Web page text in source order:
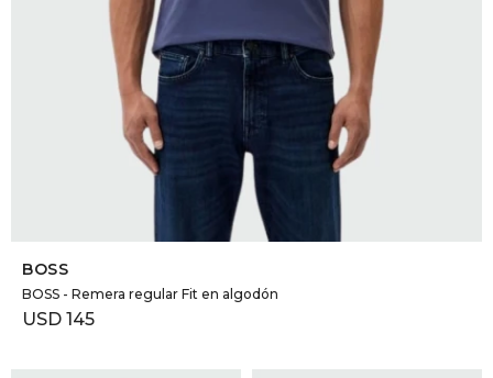
SELECCIONAR TALLE
BOSS
BOSS - Remera regular Fit en algodón
USD 145